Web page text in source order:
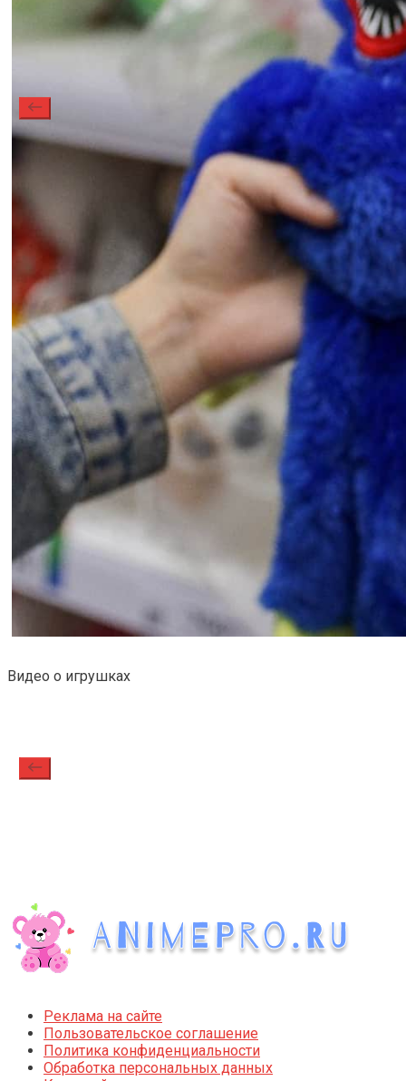
Видео о игрушках
Реклама на сайте
Пользовательское соглашение
Политика конфиденциальности
Обработка персональных данных